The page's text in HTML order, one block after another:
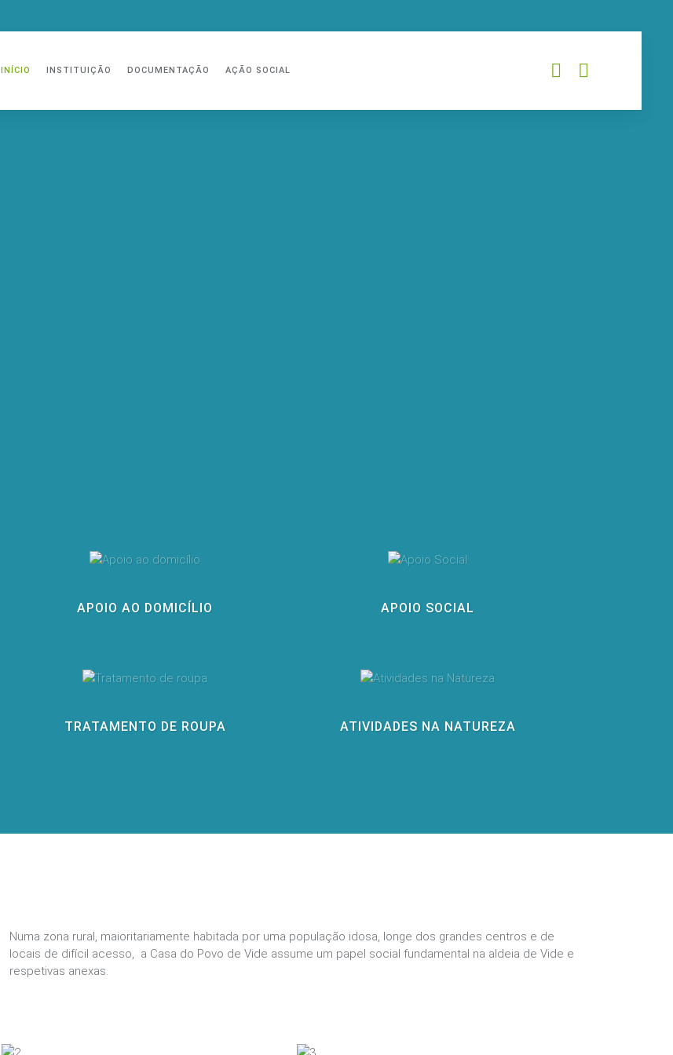
INÍCIO INSTITUIÇÃO DOCUMENTAÇÃO AÇÃO SOCIAL
APOIO AO DOMICÍLIO APOIO SOCIAL
TRATAMENTO DE ROUPA ATIVIDADES NA NATUREZA
Numa zona rural, maioritariamente habitada por uma população idosa, longe dos grandes centros e de
locais de difícil acesso, a Casa do Povo de Vide assume um papel social fundamental na aldeia de Vide e
respetivas anexas.